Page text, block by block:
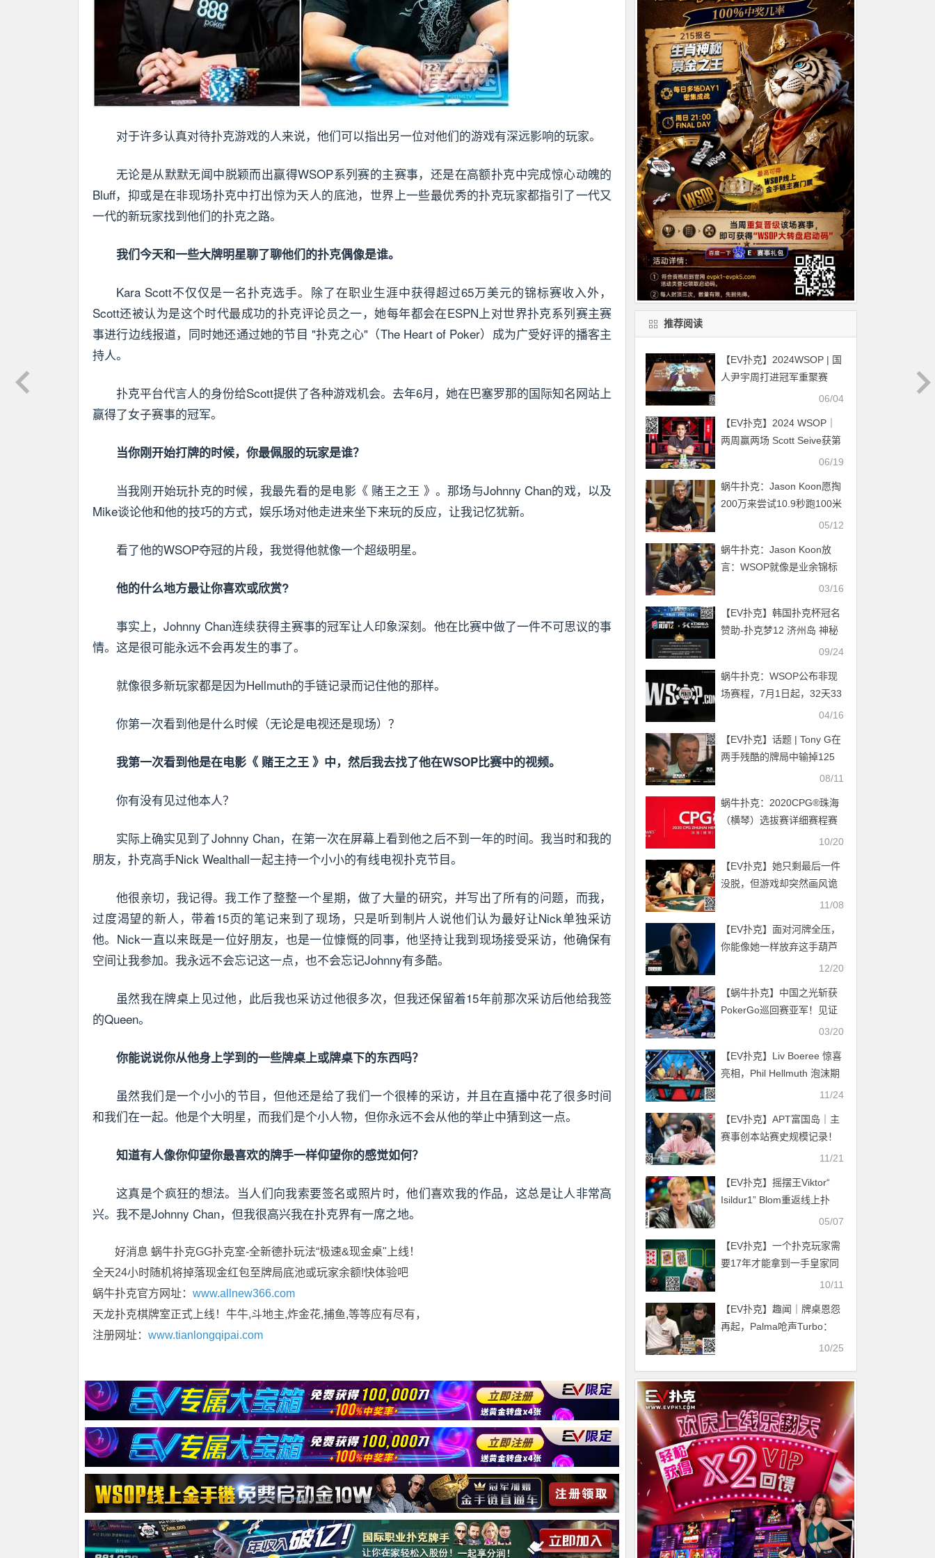
对于许多认真对待扑克游戏的人来说，他们可以指出另一位对他们的游戏有深远影响的玩家。
无论是从默默无闻中脱颖而出赢得WSOP系列赛的主赛事，还是在高额扑克中完成惊心动魄的
Bluff，抑或是在非现场扑克中打出惊为天人的底池，世界上一些最优秀的扑克玩家都指引了一代又
一代的新玩家找到他们的扑克之路。
我们今天和一些大牌明星聊了聊他们的扑克偶像是谁。
Kara Scott不仅仅是一名扑克选手。除了在职业生涯中获得超过65万美元的锦标赛收入外，
Scott还被认为是这个时代最成功的扑克评论员之一，她每年都会在ESPN上对世界扑克系列赛主赛
事进行边线报道，同时她还通过她的节目 "扑克之心"（The Heart of Poker）成为广受好评的播客主
持人。
扑克平台代言人的身份给Scott提供了各种游戏机会。去年6月，她在巴塞罗那的国际知名网站上
赢得了女子赛事的冠军。
当你刚开始打牌的时候，你最佩服的玩家是谁？
当我刚开始玩扑克的时候，我最先看的是电影《 赌王之王 》。那场与Johnny Chan的戏，以及
Mike谈论他和他的技巧的方式，娱乐场对他走进来坐下来玩的反应，让我记忆犹新。
看了他的WSOP夺冠的片段，我觉得他就像一个超级明星。
他的什么地方最让你喜欢或欣赏?
事实上，Johnny Chan连续获得主赛事的冠军让人印象深刻。他在比赛中做了一件不可思议的事
情。这是很可能永远不会再发生的事了。
就像很多新玩家都是因为Hellmuth的手链记录而记住他的那样。
你第一次看到他是什么时候（无论是电视还是现场）？
我第一次看到他是在电影《 赌王之王 》中，然后我去找了他在WSOP比赛中的视频。
你有没有见过他本人？
实际上确实见到了Johnny Chan，在第一次在屏幕上看到他之后不到一年的时间。我当时和我的
朋友，扑克高手Nick Wealthall一起主持一个小小的有线电视扑克节目。
他很亲切，我记得。我工作了整整一个星期，做了大量的研究，并写出了所有的问题，而我，
过度渴望的新人，带着15页的笔记来到了现场，只是听到制片人说他们认为最好让Nick单独采访
他。Nick一直以来既是一位好朋友，也是一位慷慨的同事，他坚持让我到现场接受采访，他确保有
空间让我参加。我永远不会忘记这一点，也不会忘记Johnny有多酷。
虽然我在牌桌上见过他，此后我也采访过他很多次，但我还保留着15年前那次采访后他给我签
的Queen。
你能说说你从他身上学到的一些牌桌上或牌桌下的东西吗？
虽然我们是一个小小的节目，但他还是给了我们一个很棒的采访，并且在直播中花了很多时间
和我们在一起。他是个大明星，而我们是个小人物，但你永远不会从他的举止中猜到这一点。
知道有人像你仰望你最喜欢的牌手一样仰望你的感觉如何？
这真是个疯狂的想法。当人们向我索要签名或照片时，他们喜欢我的作品，这总是让人非常高
兴。我不是Johnny Chan，但我很高兴我在扑克界有一席之地。
好消息 蜗牛扑克GG扑克室-全新德扑玩法“极速&现金桌"上线！
全天24小时随机将掉落现金红包至牌局底池或玩家余额!快体验吧
蜗牛扑克官方网址： www.allnew366.com
天龙扑克棋牌室正式上线！牛牛,斗地主,炸金花,捕鱼,等等应有尽有，
注册网址： www.tianlongqipai.com
推荐阅读
【EV扑克】2024WSOP | 国
人尹宇周打进冠军重聚赛
Final Day，员工赛参赛人数
06/04
【EV扑克】2024 WSOP｜
两周赢两场 Scott Seive获第
6条金手链 罗曦湘领跑赛事
06/19
蜗牛扑克：Jason Koon愿掏
200万来尝试10.9秒跑100米
05/12
蜗牛扑克：Jason Koon放
言：WSOP就像是业余锦标
赛，手链多不代表最优秀03/16
【EV扑克】韩国扑克杯冠名
赞助-扑克梦12 济州岛 神秘
大赏金赛(保底韩币2亿)，额
09/24
蜗牛扑克：WSOP公布非现
场赛程，7月1日起，32天33
04/16
【EV扑克】话题 | Tony G在
两手残酷的牌局中输掉125
08/11
蜗牛扑克：2020CPG®珠海
（横琴）选拔赛详细赛程赛
10/20
【EV扑克】她只剩最后一件
没脱，但游戏却突然画风诡
11/08
【EV扑克】面对河牌全压，
你能像她一样放弃这手葫芦
12/20
【蜗牛扑克】中国之光斩获
PokerGo巡回赛亚军！见证
03/20
【EV扑克】Liv Boeree 惊喜
亮相，Phil Hellmuth 泡沫期
出局，《No Limit》新集揭
11/24
【EV扑克】APT富国岛｜主
赛事创本站赛史规模记录！
菲律宾选手David Erquiaga
11/21
【EV扑克】摇摆王Viktor“
Isildur1” Blom重返线上扑
05/07
【EV扑克】一个扑克玩家需
要17年才能拿到一手皇家同
10/11
【EV扑克】趣闻｜牌桌恩怨
再起，Palma呛声Turbo：
10/25